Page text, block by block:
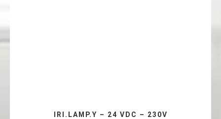
IRI.LAMP.Y – 24 VDC – 230V